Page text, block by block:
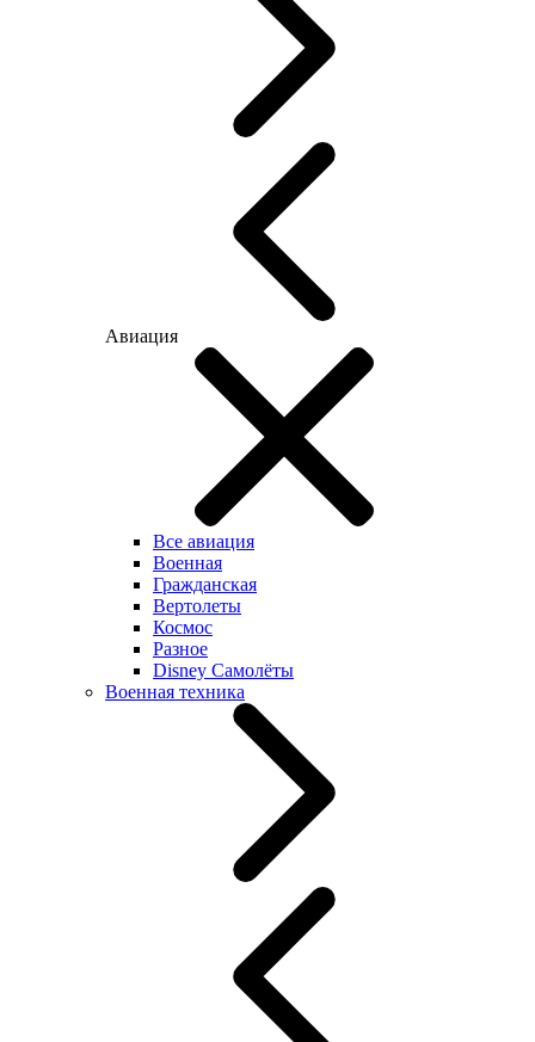
Авиация
Все авиация
Военная
Гражданская
Вертолеты
Космос
Разное
Disney Самолёты
Военная техника